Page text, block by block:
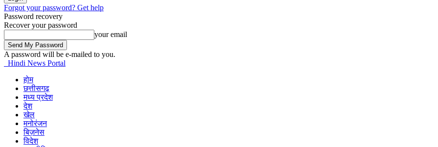
Forgot your password? Get help
Password recovery
Recover your password
your email
A password will be e-mailed to you.
Hindi News Portal
होम
छत्तीसगढ़
मध्य प्रदेश
देश
खेल
मनोरंजन
बिज़नेस
विदेश